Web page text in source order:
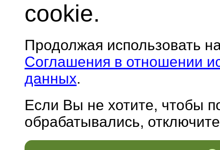
cookie.
Продолжая использовать
Соглашения в отношении
данных.
Если Вы не хотите, чтобы
обрабатывались,